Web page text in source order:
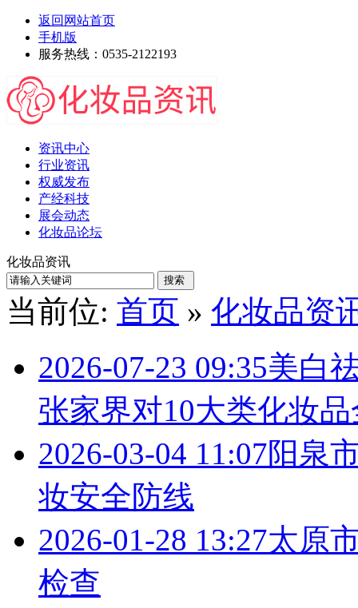
返回网站首页
手机版
服务热线：0535-2122193
资讯中心
行业资讯
权威发布
产经科技
展会动态
化妆品论坛
化妆品资讯
当前位: 首页 » 化妆品资
2026-07-23 09:35美白
张家界对10大类化妆
2026-03-04 11:07阳泉
妆安全防线
2026-01-28 13:27太原
检查